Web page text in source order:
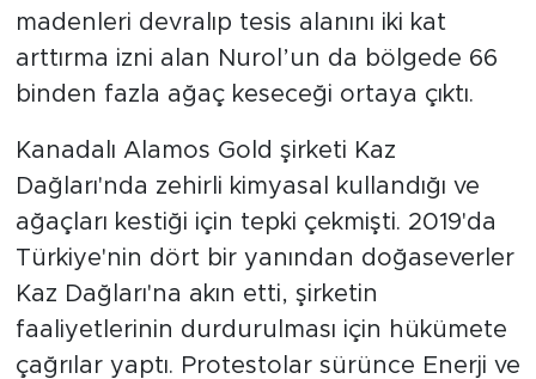
madenleri devralıp tesis alanını iki kat
arttırma izni alan Nurol’un da bölgede 66
binden fazla ağaç keseceği ortaya çıktı.
Kanadalı Alamos Gold şirketi Kaz
Dağları'nda zehirli kimyasal kullandığı ve
ağaçları kestiği için tepki çekmişti. 2019'da
Türkiye'nin dört bir yanından doğaseverler
Kaz Dağları'na akın etti, şirketin
faaliyetlerinin durdurulması için hükümete
çağrılar yaptı. Protestolar sürünce Enerji ve
YAŞAM
TARİHTEN GÜNÜMÜZE
TARİH
KADIN
SAĞLIK